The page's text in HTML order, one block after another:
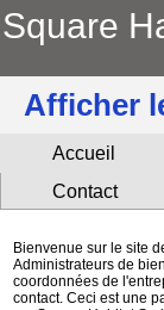
Square
Afficher
Accueil
Contact
Bienvenue sur le site
Administrateurs de
coordonnées de
contact. Ceci est une